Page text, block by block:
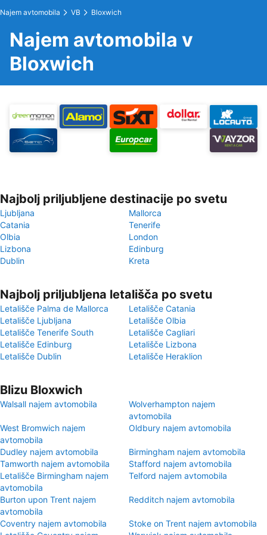
Najem avtomobila VB Bloxwich
Najem avtomobila v
Bloxwich
Najbolj priljubljene destinacije po svetu
Ljubljana
Mallorca
Catania
Tenerife
Olbia
London
Lizbona
Edinburg
Dublin
Kreta
Najbolj priljubljena letališča po svetu
Letališče Palma de Mallorca
Letališče Catania
Letališče Ljubljana
Letališče Olbia
Letališče Tenerife South
Letališče Cagliari
Letališče Edinburg
Letališče Lizbona
Letališče Dublin
Letališče Heraklion
Blizu Bloxwich
Walsall najem avtomobila
Wolverhampton najem
avtomobila
West Bromwich najem
avtomobila
Oldbury najem avtomobila
Dudley najem avtomobila
Birmingham najem avtomobila
Tamworth najem avtomobila
Stafford najem avtomobila
Letališče Birmingham najem
avtomobila
Telford najem avtomobila
Burton upon Trent najem
avtomobila
Redditch najem avtomobila
Coventry najem avtomobila
Stoke on Trent najem avtomobila